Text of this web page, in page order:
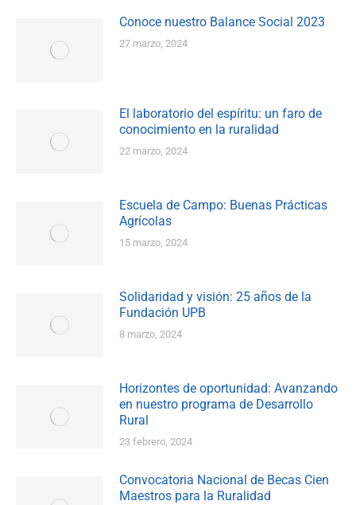
Conoce nuestro Balance Social 2023
27 marzo, 2024
El laboratorio del espíritu: un faro de
conocimiento en la ruralidad
22 marzo, 2024
Escuela de Campo: Buenas Prácticas
Agrícolas
15 marzo, 2024
Solidaridad y visión: 25 años de la
Fundación UPB
8 marzo, 2024
Horizontes de oportunidad: Avanzando
en nuestro programa de Desarrollo
Rural
23 febrero, 2024
Convocatoria Nacional de Becas Cien
Maestros para la Ruralidad